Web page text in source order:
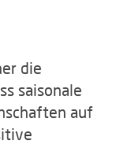
die
saisonale
auf